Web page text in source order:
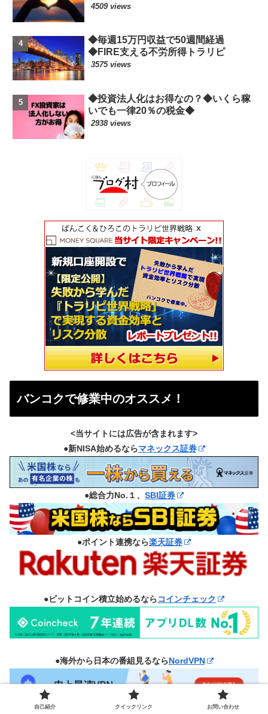
4509 views
◆毎週15万円収益で50週間経過
◆FIRE支える不労所得トラリピ
3575 views
◆投資法人化はお得なの？◆いくら稼
いでも一律20％の税金◆
2938 views
バンコクで修業中のオススメ！
<当サイトには広告が含まれます>
●新NISA始めるならマネックス証券
●総合力No.１、 SBI証券
●ポイント連携なら楽天証券
●ビットコイン積立始めるならコインチェック
●海外から日本の番組見るならNordVPN
●海外送金ならWISE
自己紹介 クイックリンク お問い合わせ